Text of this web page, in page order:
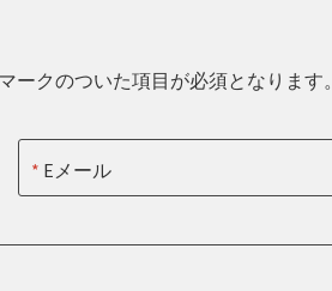
クのついた項目が必須となります。
Eメール